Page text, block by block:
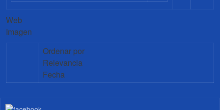
Web
Imagen
Ordenar por
Relevancia
Fecha